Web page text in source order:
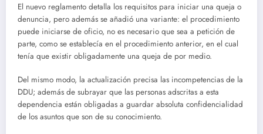
El nuevo reglamento detalla los requisitos para iniciar una queja o
denuncia, pero además se añadió una variante: el procedimiento
puede iniciarse de oficio, no es necesario que sea a petición de
parte, como se establecía en el procedimiento anterior, en el cual
tenía que existir obligadamente una queja de por medio.
Del mismo modo, la actualización precisa las incompetencias de la
DDU; además de subrayar que las personas adscritas a esta
dependencia están obligadas a guardar absoluta confidencialidad
de los asuntos que son de su conocimiento.